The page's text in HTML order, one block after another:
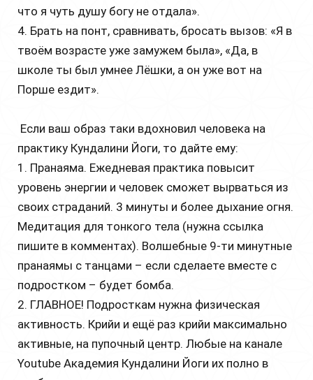
что я чуть душу богу не отдала».
4. Брать на понт, сравнивать, бросать вызов: «Я в
твоём возрасте уже замужем была», «Да, в
школе ты был умнее Лёшки, а он уже вот на
Порше ездит».
Если ваш образ таки вдохновил человека на
практику Кундалини Йоги, то дайте ему:
1. Пранаяма. Ежедневая практика повысит
уровень энергии и человек сможет вырваться из
своих страданий. 3 минуты и более дыхание огня.
Медитация для тонкого тела (нужна ссылка
пишите в комментах). Волшебные 9-ти минутные
пранаямы с танцами – если сделаете вместе с
подростком – будет бомба.
2. ГЛАВНОЕ! Подросткам нужна физическая
активность. Крийи и ещё раз крийи максимально
активные, на пупочный центр. Любые на канале
Youtube Академия Кундалини Йоги их полно в